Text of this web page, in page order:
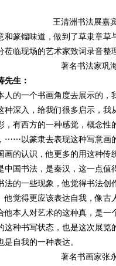
王清洲书法展嘉
和篆镏味道，做到了草隶章
临现场的艺术家致词录音整
著名书法家巩
先生：
人的一个书画角度去展示的
深入，给我们很多启示，
有西方的一种感觉，概念
⋯⋯以篆隶去表现这种写意画
画的认识，他更多的用这种
中国书法，是秦汉，这一点
法的一些现象，他觉得书法
他觉得更应该表达自我，像
他本人对艺术的这种真，是
这种书写状态，也是这次展
自我的一种表达。
著名书画家张